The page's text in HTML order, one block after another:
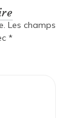
Les champs
*